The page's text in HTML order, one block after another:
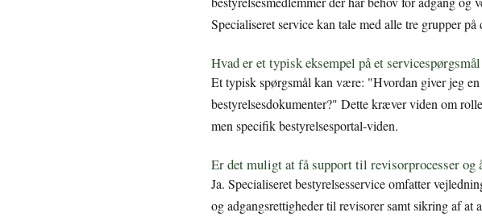
Specialiseret service kan tale med alle tre grupper på
Hvad er et typisk eksempel på et
Et typisk spørgsmål kan være: "Hvordan giver jeg
bestyrelsesdokumenter?" Dette kræver viden om
men specifik bestyrelsesportal-viden.
Er det muligt at få support til revisorprocesser og
Ja. Specialiseret bestyrelsesservice omfatter
og adgangsrettigheder til revisorer samt sikring af